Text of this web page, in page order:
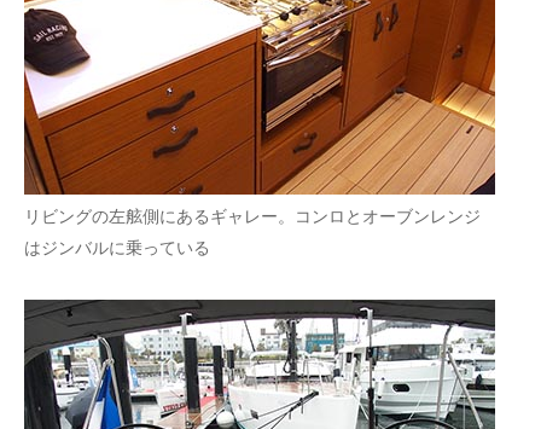
リビングの左舷側にあるギャレー。コンロとオーブンレンジ
はジンバルに乗っている